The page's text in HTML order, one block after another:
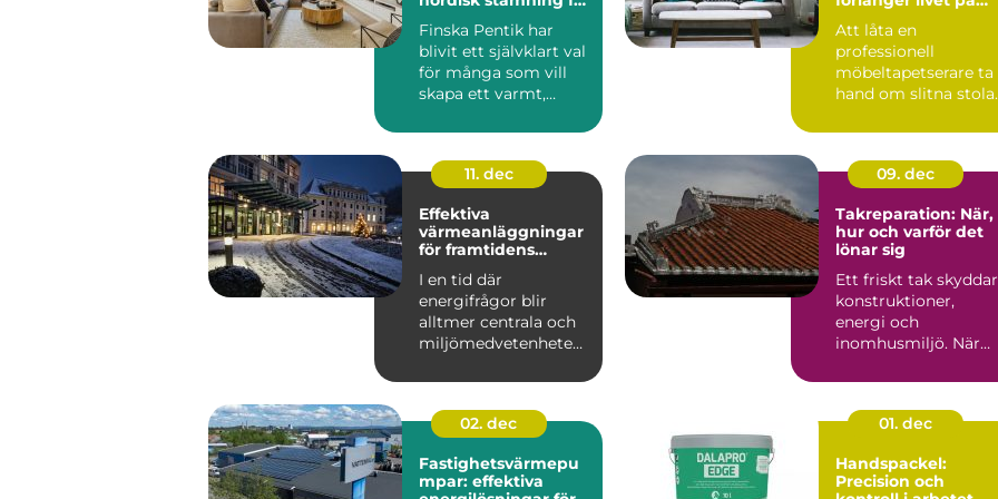
Finska Pentik har
blivit ett självklart val
för många som vill
skapa ett varmt,
genomtän...
Att låta en
professionell
möbeltapetserare ta
hand om slitna
kan förva...
11. dec
Effektiva
värmeanläggningar
för framtidens
I en tid där
energifrågor blir
alltmer centrala och
miljömedvetenheten
09. dec
Takreparation: När,
hur och varför det
lönar sig
Ett friskt tak skyddar
konstruktioner,
energi och
inomhusmiljö. När
02. dec
Fastighetsvärmepu
mpar: effektiva
01. dec
Handspackel:
Precision och